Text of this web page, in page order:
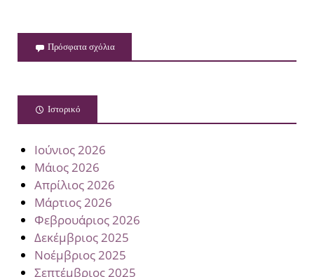
Πρόσφατα σχόλια
Ιστορικό
Ιούνιος 2026
Μάιος 2026
Απρίλιος 2026
Μάρτιος 2026
Φεβρουάριος 2026
Δεκέμβριος 2025
Νοέμβριος 2025
Σεπτέμβριος 2025